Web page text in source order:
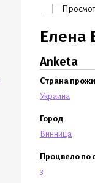
Главные
Елена
Anketa
Страна
Украина
Город
Винница
Процвело по
3